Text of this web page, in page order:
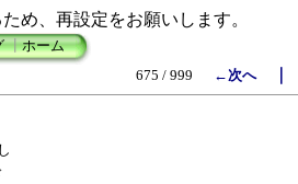
め、再設定をお願いします。
┃ホーム
675 / 999
←次へ｜